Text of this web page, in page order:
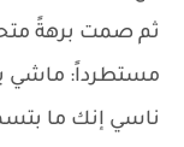
ثم صمت برهةً
مستطرداً: ماشي
ناسي إنك ما